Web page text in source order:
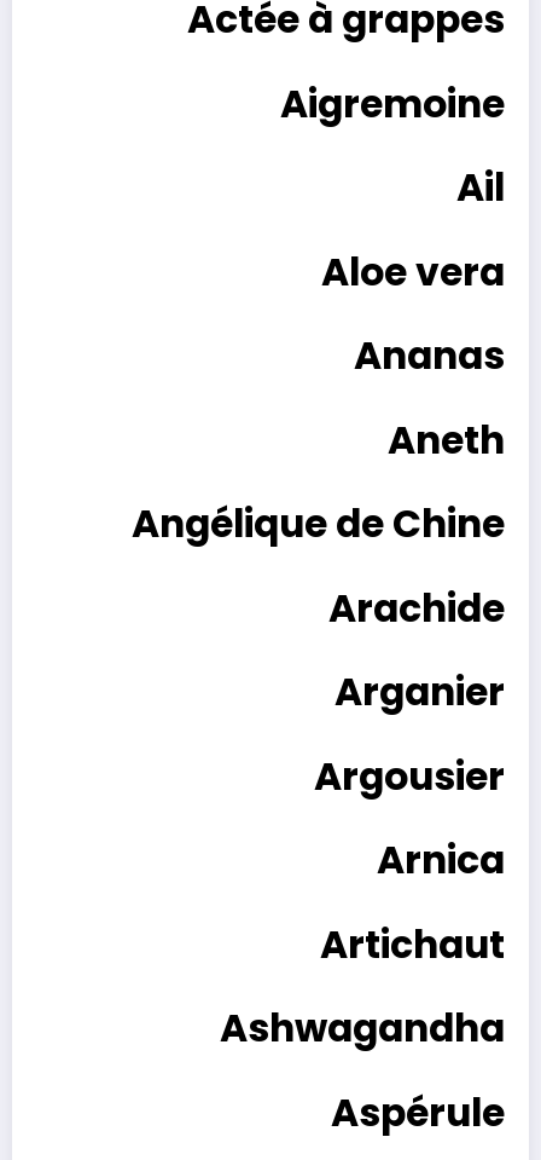
Actée à grappes
Aigremoine
Ail
Aloe vera
Ananas
Aneth
Angélique de Chine
Arachide
Arganier
Argousier
Arnica
Artichaut
Ashwagandha
Aspérule